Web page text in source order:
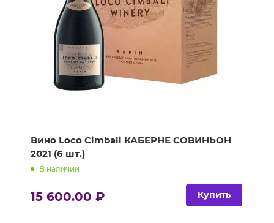
Вино Loco Cimbali КАБЕРНЕ СОВИНЬОН
2021 (6 шт.)
В наличии
15 600.00 ₽ Купить